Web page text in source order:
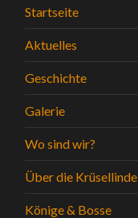
Startseite
Aktuelles
Geschichte
Galerie
Wo sind wir?
Über die Krüsellinde
Könige & Bosse